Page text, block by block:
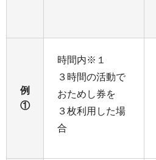
例
①
時間内※１
３時間の活動で
おためし券を
３枚利用した場
合